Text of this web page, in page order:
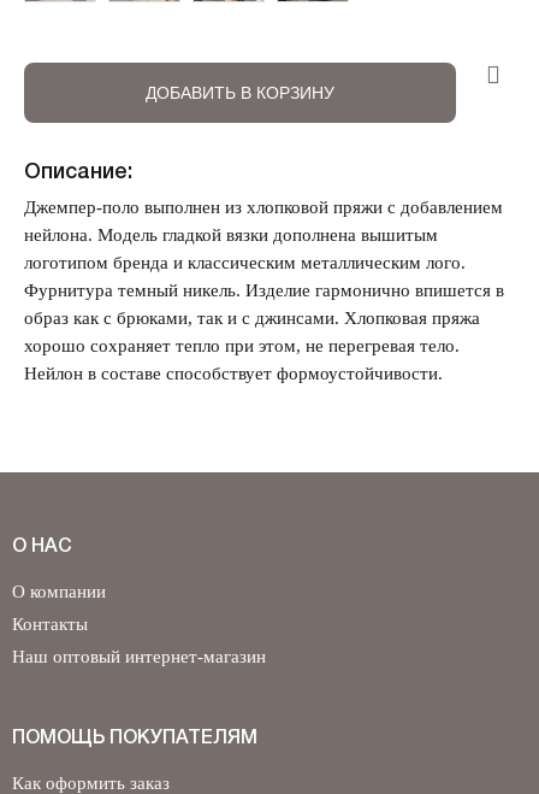
Запомнить меня на этом компьютере
Забыли свой пароль?
ДОБАВИТЬ В КОРЗИНУ
Описание:
Джемпер-поло выполнен из хлопковой пряжи с добавлением
нейлона. Модель гладкой вязки дополнена вышитым
логотипом бренда и классическим металлическим лого.
Фурнитура темный никель. Изделие гармонично впишется в
образ как с брюками, так и с джинсами. Хлопковая пряжа
хорошо сохраняет тепло при этом, не перегревая тело.
Нейлон в составе способствует формоустойчивости.
О НАС
О компании
Контакты
Наш оптовый интернет-магазин
ПОМОЩЬ ПОКУПАТЕЛЯМ
Как оформить заказ